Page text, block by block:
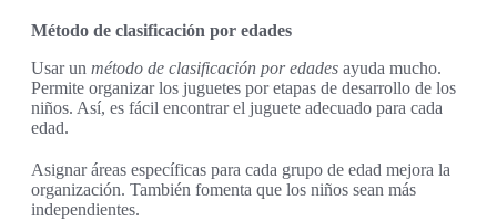
Método de clasificación por edades
Usar un método de clasificación por edades ayuda mucho.
Permite organizar los juguetes por etapas de desarrollo de los
niños. Así, es fácil encontrar el juguete adecuado para cada
edad.
Asignar áreas específicas para cada grupo de edad mejora la
organización. También fomenta que los niños sean más
independientes.